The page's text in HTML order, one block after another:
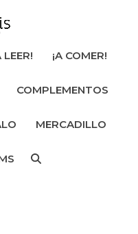
LEER! ¡A COMER!
COMPLEMENTOS
MERCADILLO